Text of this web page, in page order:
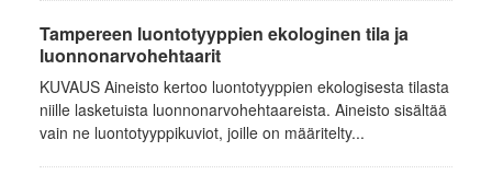
Tampereen luontotyyppien ekologinen tila ja
luonnonarvohehtaarit
KUVAUS Aineisto kertoo luontotyyppien ekologisesta tilasta
niille lasketuista luonnonarvohehtaareista. Aineisto sisältää
vain ne luontotyyppikuviot, joille on määritelty...